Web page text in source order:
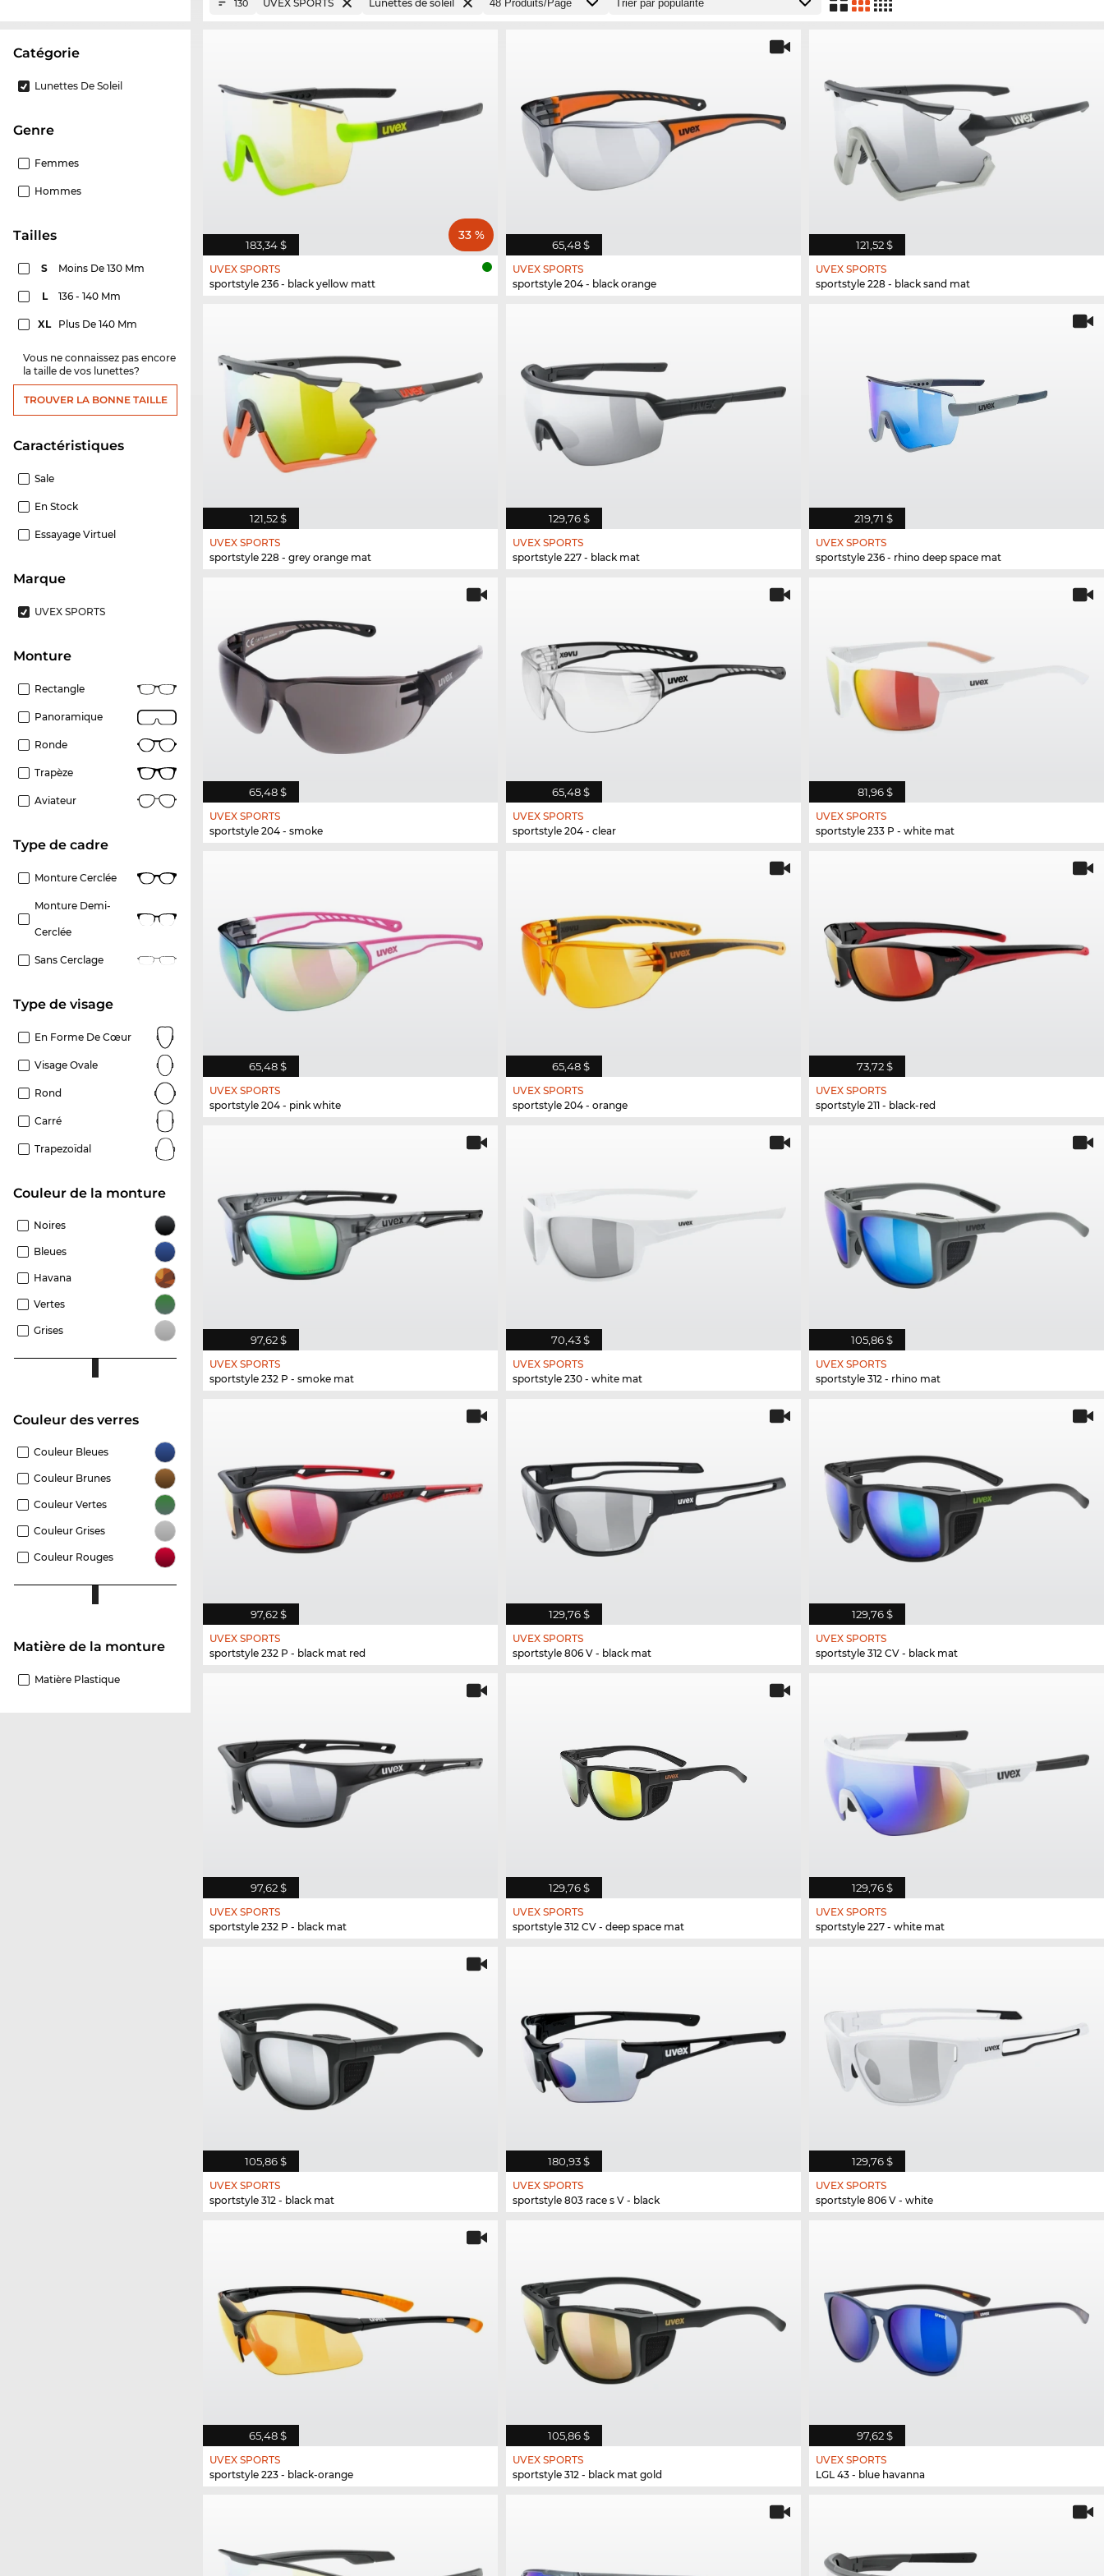
Catégorie
Lunettes De Soleil
Genre
Femmes
Hommes
Tailles
S Moins De 130 Mm
L 136 - 140 Mm
XL Plus De 140 Mm
Vous ne connaissez pas encore
la taille de vos lunettes?
TROUVER LA BONNE TAILLE
Caractéristiques
Sale
En Stock
Essayage Virtuel
Marque
UVEX SPORTS
Monture
Rectangle
Panoramique
Ronde
Trapèze
Aviateur
Type de cadre
Monture Cerclée
Monture Demi-
Cerclée
Sans Cerclage
Type de visage
En Forme De Cœur
Visage Ovale
Rond
Carré
Trapezoïdal
Couleur de la monture
Noires
Bleues
Havana
Vertes
Grises
Couleur des verres
Couleur Bleues
Couleur Brunes
Couleur Vertes
Couleur Grises
Couleur Rouges
Matière de la monture
Matière Plastique
130 UVEX SPORTS Lunettes de soleil
183,34 $
33 %
UVEX SPORTS
sportstyle 236 - black yellow matt
65,48 $
UVEX SPORTS
sportstyle 204 - black orange
121,52 $
UVEX SPORTS
sportstyle 228 - black sand mat
121,52 $
UVEX SPORTS
sportstyle 228 - grey orange mat
129,76 $
UVEX SPORTS
sportstyle 227 - black mat
219,71 $
UVEX SPORTS
sportstyle 236 - rhino deep space mat
65,48 $
UVEX SPORTS
sportstyle 204 - smoke
65,48 $
UVEX SPORTS
sportstyle 204 - clear
81,96 $
UVEX SPORTS
sportstyle 233 P - white mat
65,48 $
UVEX SPORTS
sportstyle 204 - pink white
65,48 $
UVEX SPORTS
sportstyle 204 - orange
73,72 $
UVEX SPORTS
sportstyle 211 - black-red
97,62 $
UVEX SPORTS
sportstyle 232 P - smoke mat
70,43 $
UVEX SPORTS
sportstyle 230 - white mat
105,86 $
UVEX SPORTS
sportstyle 312 - rhino mat
97,62 $
UVEX SPORTS
sportstyle 232 P - black mat red
129,76 $
UVEX SPORTS
sportstyle 806 V - black mat
129,76 $
UVEX SPORTS
sportstyle 312 CV - black mat
97,62 $
UVEX SPORTS
sportstyle 232 P - black mat
129,76 $
UVEX SPORTS
sportstyle 312 CV - deep space mat
129,76 $
UVEX SPORTS
sportstyle 227 - white mat
105,86 $
UVEX SPORTS
sportstyle 312 - black mat
180,93 $
UVEX SPORTS
sportstyle 803 race s V - black
129,76 $
UVEX SPORTS
sportstyle 806 V - white
65,48 $
UVEX SPORTS
sportstyle 223 - black-orange
105,86 $
UVEX SPORTS
sportstyle 312 - black mat gold
97,62 $
UVEX SPORTS
LGL 43 - blue havanna